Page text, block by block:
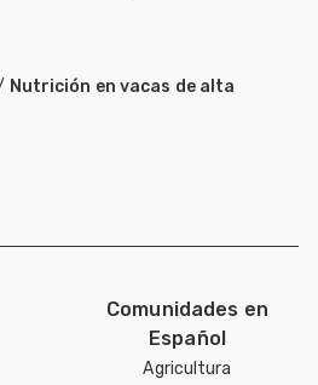
Nutrición en vacas de alta
Comunidades en
Español
Agricultura